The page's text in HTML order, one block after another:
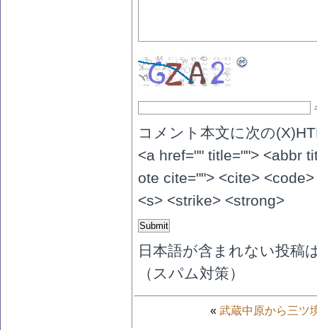
コメント本文に次の
<a href="" title=""> <abbr
ote cite=""> <cite>
<s> <strike> <strong>
日本語が含まれない投稿
（スパム対策）
« 武蔵中原から三ツ